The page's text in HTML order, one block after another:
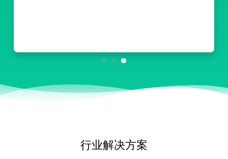
行业解决方案